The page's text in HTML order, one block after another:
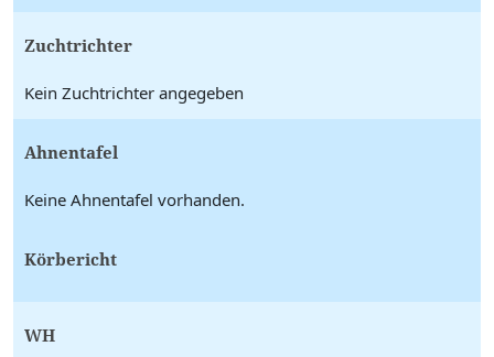
Zuchtrichter
Kein Zuchtrichter angegeben
Ahnentafel
Keine Ahnentafel vorhanden.
Körbericht
WH